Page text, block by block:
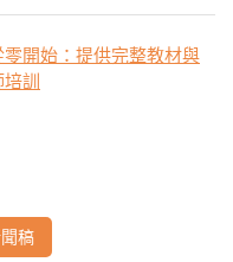
開始：提供完整教材與
訓
稿